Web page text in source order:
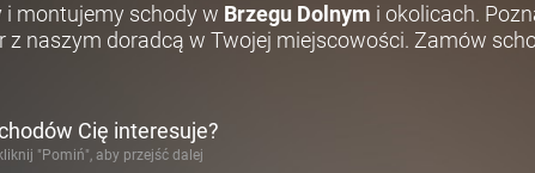
i montujemy schody w Brzegu Dolnym i okolicach.
z naszym doradcą w Twojej miejscowości. Zamów
Cię interesuje?
"Pomiń", aby przejść dalej